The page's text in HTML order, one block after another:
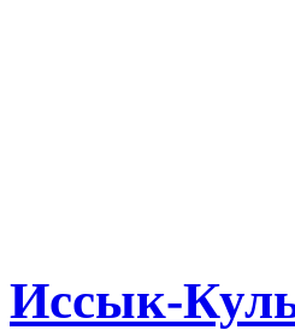
Иссык-